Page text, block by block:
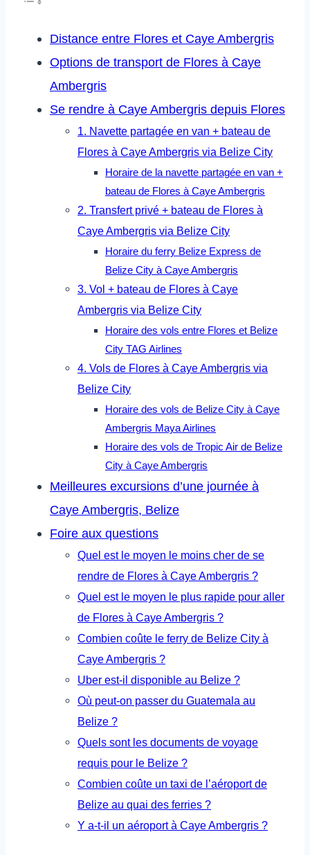
Distance entre Flores et Caye Ambergris
Options de transport de Flores à Caye
Ambergris
Se rendre à Caye Ambergris depuis Flores
1. Navette partagée en van + bateau de
Flores à Caye Ambergris via Belize City
Horaire de la navette partagée en van +
bateau de Flores à Caye Ambergris
2. Transfert privé + bateau de Flores à
Caye Ambergris via Belize City
Horaire du ferry Belize Express de
Belize City à Caye Ambergris
3. Vol + bateau de Flores à Caye
Ambergris via Belize City
Horaire des vols entre Flores et Belize
City TAG Airlines
4. Vols de Flores à Caye Ambergris via
Belize City
Horaire des vols de Belize City à Caye
Ambergris Maya Airlines
Horaire des vols de Tropic Air de Belize
City à Caye Ambergris
Meilleures excursions d’une journée à
Caye Ambergris, Belize
Foire aux questions
Quel est le moyen le moins cher de se
rendre de Flores à Caye Ambergris ?
Quel est le moyen le plus rapide pour aller
de Flores à Caye Ambergris ?
Combien coûte le ferry de Belize City à
Caye Ambergris ?
Uber est-il disponible au Belize ?
Où peut-on passer du Guatemala au
Belize ?
Quels sont les documents de voyage
requis pour le Belize ?
Combien coûte un taxi de l’aéroport de
Belize au quai des ferries ?
Y a-t-il un aéroport à Caye Ambergris ?